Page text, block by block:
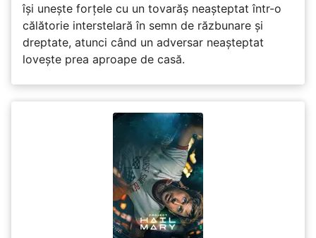
își unește forțele cu un tovarăș neașteptat într-o
călătorie interstelară în semn de răzbunare și
dreptate, atunci când un adversar neașteptat
lovește prea aproape de casă.